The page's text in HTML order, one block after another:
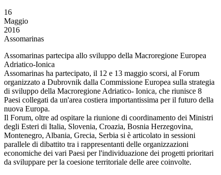
16
Maggio
2016
Assomarinas
Assomarinas partecipa allo sviluppo della Macroregione Europea
Adriatico-Ionica
Assomarinas ha partecipato, il 12 e 13 maggio scorsi, al Forum
organizzato a Dubrovnik dalla Commissione Europea sulla strategia
di sviluppo della Macroregione Adriatico- Ionica, che riunisce 8
Paesi collegati da un'area costiera importantissima per il futuro della
nuova Europa.
Il Forum, oltre ad ospitare la riunione di coordinamento dei Ministri
degli Esteri di Italia, Slovenia, Croazia, Bosnia Herzegovina,
Montenegro, Albania, Grecia, Serbia si è articolato in sessioni
parallele di dibattito tra i rappresentanti delle organizzazioni
economiche dei vari Paesi per l'individuazione dei progetti prioritari
da sviluppare per la coesione territoriale delle aree coinvolte.